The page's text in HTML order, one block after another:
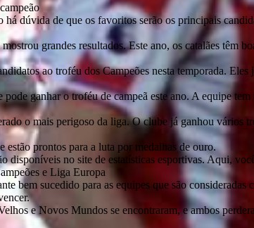
há dúvida de que os favoritos serão os principais
grandes resultados. Este ano, os catalães
ao troféu dos Campeões nesta temporada.
ganhar o troféu de campeã este ano. A equipe
o mais perigoso da liga. O clube já ganhou vários
estão prontos para a luta por medalhas de ouro.
disponíveis no site de estatísticas esportivas. Aqui,
e Liga Europa
bem sucedido para as equipes que são
e Novos Mundos se encontraram, e ambos